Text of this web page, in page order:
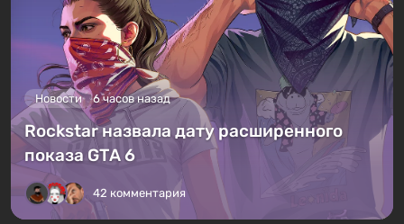
Новости 6 часов назад
Rockstar назвала дату расширенного
показа GTA 6
42 комментария